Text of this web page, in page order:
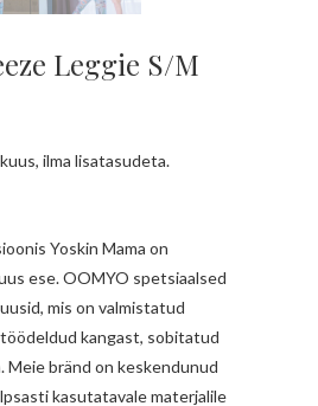
Leggie S/M
ilma lisatasudeta.
Yoskin Mama on
ese. OOMYO spetsiaalsed
mis on valmistatud
kangast, sobitatud
Meie bränd on keskendunud
kasutatavale materjalile